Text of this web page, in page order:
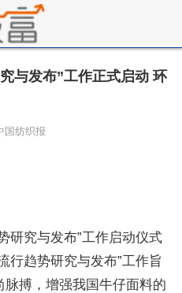
与发布”工作正式启动 环
国纺织报
研究与发布”工作启动仪式
行趋势研究与发布”工作旨
搏，增强我国牛仔面料的